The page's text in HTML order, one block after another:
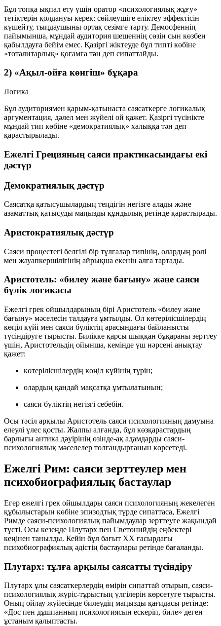
Бұл топқа ықпал ету үшін оратор «психологиялық жұғу»
тетіктерін қолдануы керек: сөйлеушіге еліктеу эффектісін
күшейту, тыңдаушыны ортақ сезімге тарту. Демосфеннің
пайымынша, мұндай аудитория шешеннің сөзін сын көзбен
қабылдауға бейім емес. Қазіргі жіктеуде бұл типті көбіне
«тоталитарлық» қоғамға тән деп сипаттайды.
2) «Ақыл-ойға көнгіш» бұқара
Логика
Бұл аудиториямен қарым-қатынаста саясаткерге логикалық
аргументация, дәлел мен жүйелі ой қажет. Қазіргі түсінікте
мұндай тип көбіне «демократиялық» халыққа тән деп
қарастырылады.
Ежелгі Грецияның саяси практикасындағы екі
дәстүр
Демократиялық дәстүр
Саясатқа қатысушылардың теңдігін негізге алады және
азаматтық қатысуды маңызды құндылық ретінде қарастырады.
Аристократиялық дәстүр
Саяси процестегі белгілі бір тұлғалар типінің, олардың рөлі
мен жауапкершілігінің айрықша екенін алға тартады.
Аристотель: «билеу және бағыну» және саяси
бүлік логикасы
Ежелгі грек ойшылдарының бірі Аристотель «билеу және
бағыну» мәселесін талдауға ұмтылды. Ол көтерілісшілердің
көңіл күйі мен саяси бүліктің арасындағы байланысты
түсіндіруге тырысты. Билікке қарсы шыққан бұқараны зерттеу
үшін, Аристотельдің ойынша, кемінде үш нәрсені анықтау
қажет:
көтерілісшілердің көңіл күйінің түрін;
олардың қандай мақсатқа ұмтылатынын;
саяси бүліктің негізгі себебін.
Осы тәсіл арқылы Аристотель саяси психологияның дамуына
елеулі үлес қосты. Жалпы алғанда, бұл көзқарастардың
барлығы антика дәуірінің өзінде-ақ адамдарды саяси-
психологиялық мәселелер толғандырғанын көрсетеді.
Ежелгі Рим: саяси зерттеулер мен
психобиографиялық бастаулар
Егер ежелгі грек ойшылдары саяси психологияның жекелеген
құбылыстарын көбіне эпизодтық түрде сипаттаса, Ежелгі
Римде саяси-психологиялық пайымдаулар зерттеуге жақындай
түсті. Осы кезеңде Плутарх пен Светонийдің еңбектері
кеңінен танылды. Кейін бұл бағыт ХХ ғасырдағы
психобиографиялық әдістің бастаулары ретінде бағаланды.
Плутарх: тұлға арқылы саясатты түсіндіру
Плутарх ұлы саясаткерлердің өмірін сипаттай отырып, саяси-
психологиялық жүріс-тұрыстың үлгілерін көрсетуге тырысты.
Оның ойлау жүйесінде билеудің маңызды қағидасы ретінде:
«Дос пен дұшпанның психологиясын ескеріп, биле» деген
ұстаным қалыптасты.